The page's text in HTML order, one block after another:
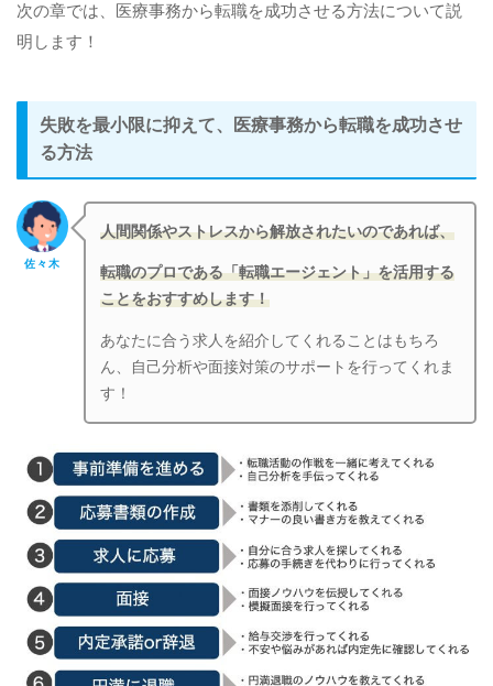
次の章では、医療事務から転職を成功させる方法について説
明します！
失敗を最小限に抑えて、医療事務から転職を成功させ
る方法
佐々木
人間関係やストレスから解放されたいのであれば、
転職のプロである「転職エージェント」を活用する
ことをおすすめします！
あなたに合う求人を紹介してくれることはもちろ
ん、自己分析や面接対策のサポートを行ってくれま
す！